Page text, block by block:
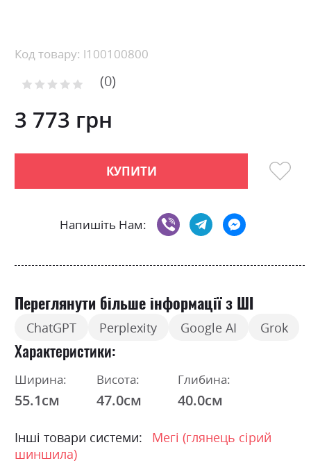
beginning
the
gallery
Код товару: l100100800
Рейтинг: 0
3 773 грн
КУПИТИ
Напишіть Нам:
Переглянути більше інформації з ШІ
ChatGPT Perplexity Google AI Grok
Характеристики
Ширина:
55.1см
Висота:
47.0см
Глибина:
40.0см
Інші товари системи:
Мегі (глянець сірий
шиншила)